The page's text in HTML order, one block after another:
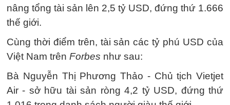
nâng tổng tài sản lên 2,5 tỷ USD, đứng thứ 1.666
thế giới.
Cùng thời điểm trên, tài sản các tỷ phú USD của
Việt Nam trên Forbes như sau:
Bà Nguyễn Thị Phương Thảo - Chủ tịch Vietjet
Air - sở hữu tài sản ròng 4,2 tỷ USD, đứng thứ